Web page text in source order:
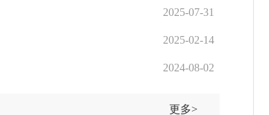
2025-07-31
2025-02-14
2024-08-02
更多>